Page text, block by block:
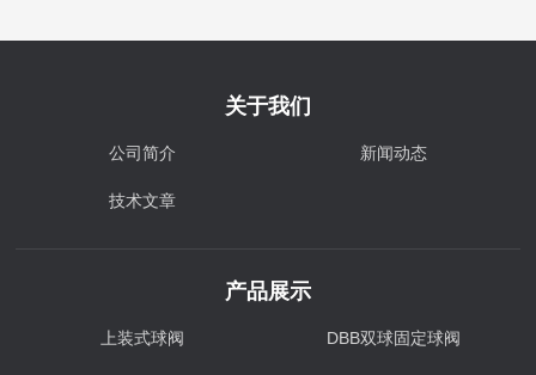
关于我们
公司简介 新闻动态
技术文章
产品展示
上装式球阀 DBB双球固定球阀